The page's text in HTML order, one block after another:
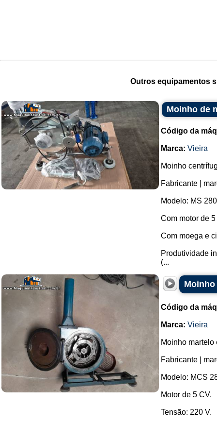
Outros equipamentos
Moinho de
Código da
Marca: Vieira
Moinho
Fabricante |
Modelo: MS
Com motor de 5
Com moega e
Produtividade
(...
Moinho
Código da
Marca: Vieira
Moinho martelo
Fabricante |
Modelo: MCS
Motor de 5 CV.
Tensão: 220 V.